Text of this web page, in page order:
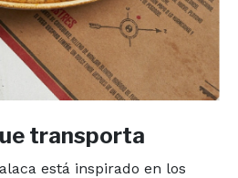
transporta
está inspirado en los